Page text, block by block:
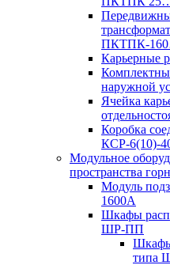
ПКТПК-
Карьерные
наружной
Ячейка
Коробка
КСР-6(10)-
Модульное
пространства
Модуль
1600А
Шкафы
ШР-ПП
Шкафы
типа